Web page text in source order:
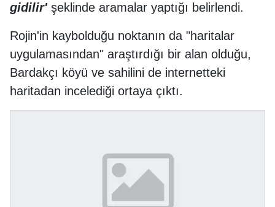
gidilir'şeklinde aramalar yaptığı belirlendi.
Rojin'in kaybolduğu noktanın da "haritalar
uygulamasından" araştırdığı bir alan olduğu,
Bardakçı köyü ve sahilini de internetteki
haritadan incelediği ortaya çıktı.